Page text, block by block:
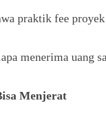
praktik fee
menerima uang
Menjerat